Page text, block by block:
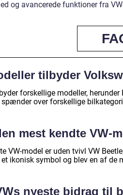
og avancerede funktioner fra
tilbyder
forskellige modeller,
spænder over forskellige
mest kendte VW-
VW-model er uden tvivl VW
et ikonisk symbol og blev en af de
nyeste bidrag til